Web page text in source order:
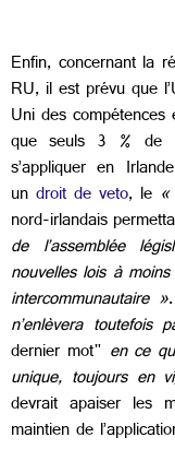
Enfin, concernant la
RU, il est prévu que
Uni des
que seuls 3 % de
s’appliquer en
undroit de veto, le
nord-irlandais
de l’assemblée
nouvelles lois à
intercommunautaire »
n’enlèvera
dernier mot" en ce
unique, toujours en
devrait apaiser les
maintien de